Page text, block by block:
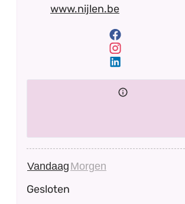
Websitewww.nijlen.be
Onthaal gemeentehuis
Onthaal gemeentehuis
Onthaal gemeentehuis
Vandaag Morgen
Gesloten